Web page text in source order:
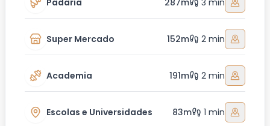
Padaria 287m 3 min
Super Mercado 152m 2 min
Academia 191m 2 min
Escolas e Universidades 83m 1 min